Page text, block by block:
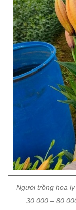
Người trồng hoa
30.000 –